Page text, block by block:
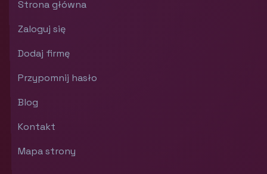
Strona główna
Zaloguj się
Dodaj firmę
Przypomnij hasło
Blog
Kontakt
Mapa strony